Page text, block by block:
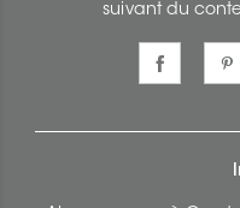
suivant du